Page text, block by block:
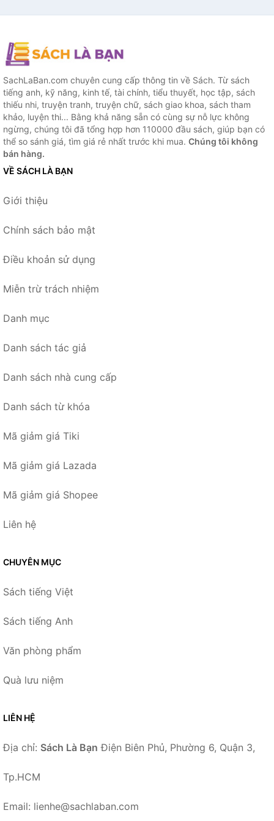
SachLaBan.com chuyên cung cấp thông tin về Sách. Từ sách
tiếng anh, kỹ năng, kinh tế, tài chính, tiểu thuyết, học tập, sách
thiếu nhi, truyện tranh, truyện chữ, sách giao khoa, sách tham
khảo, luyện thi... Bằng khả năng sẵn có cùng sự nỗ lực không
ngừng, chúng tôi đã tổng hợp hơn 110000 đầu sách, giúp bạn có
thể so sánh giá, tìm giá rẻ nhất trước khi mua. Chúng tôi không
bán hàng.
VỀ SÁCH LÀ BẠN
Giới thiệu
Chính sách bảo mật
Điều khoản sử dụng
Miễn trừ trách nhiệm
Danh mục
Danh sách tác giả
Danh sách nhà cung cấp
Danh sách từ khóa
Mã giảm giá Tiki
Mã giảm giá Lazada
Mã giảm giá Shopee
Liên hệ
CHUYÊN MỤC
Sách tiếng Việt
Sách tiếng Anh
Văn phòng phẩm
Quà lưu niệm
LIÊN HỆ
Địa chỉ: Sách Là Bạn Điện Biên Phủ, Phường 6, Quận 3,
Tp.HCM
Email: lienhe@sachlaban.com